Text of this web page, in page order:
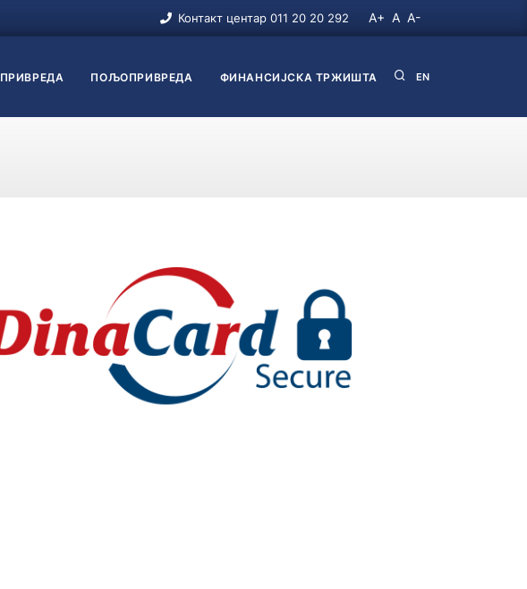
A+ A A-
Контакт центар 011 20 20 292
EN
ПРИВРЕДА ПОЉОПРИВРЕДА ФИНАНСИЈСКА ТРЖИШТА